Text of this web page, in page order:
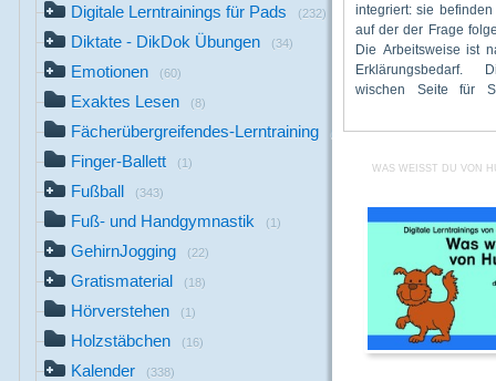
Digitale Lerntrainings für Pads (232)
Diktate - DikDok Übungen (34)
Emotionen (60)
Exaktes Lesen (8)
Fächerübergreifendes-Lerntraining (31)
Finger-Ballett (1)
Fußball (343)
Fuß- und Handgymnastik (1)
GehirnJogging (22)
Gratismaterial (18)
Hörverstehen (1)
Holzstäbchen (16)
Kalender (338)
integriert: sie
auf der der Frage
Die Arbeitsweise ist
Erklärungsbedarf.
wischen Seite für
Naturquiz: - als
Anfang eines
als Zeitausgleich für
der Unterrichtsarbeit
sind und sinnvoll
Viel Freude mit
wünschen Ihnen
Michael Junga und
WAS WEISST DU VON